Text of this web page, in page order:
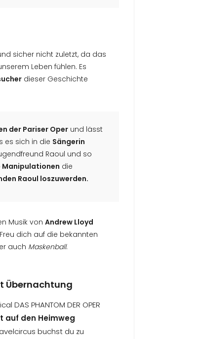
sicher nicht zuletzt, da das
Leben fühlen. Es
dieser Geschichte
der Pariser Oper und lässt
es sich in die Sängerin
Raoul und so
Manipulationen die
Raoul loszuwerden.
Musik von Andrew Lloyd
dich auf die bekannten
auch Maskenball.
Übernachtung
PHANTOM DER OPER
auf den Heimweg
buchst du zu